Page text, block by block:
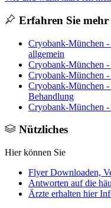
Erfahren Sie
Cryobank-München
allgemein
Cryobank-München
Cryobank-München
Cryobank-München
Behandlung
Cryobank-München -
Nützliches
Hier können Sie
Flyer Downloaden,
Antworten auf die
Ärzte erhalten hier